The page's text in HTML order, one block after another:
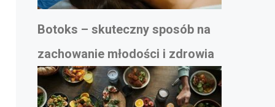
Botoks – skuteczny sposób na
zachowanie młodości i zdrowia